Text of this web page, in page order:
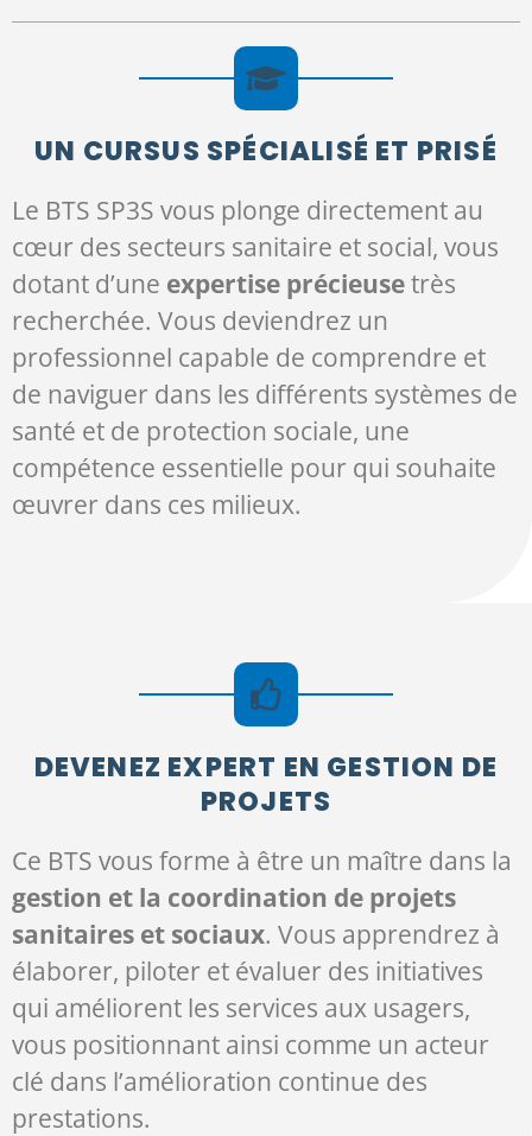
UN CURSUS SPÉCIALISÉ ET PRISÉ
Le BTS SP3S vous plonge directement au
cœur des secteurs sanitaire et social, vous
dotant d’une expertise précieusetrès
recherchée. Vous deviendrez un
professionnel capable de comprendre et
de naviguer dans les différents systèmes de
santé et de protection sociale, une
compétence essentielle pour qui souhaite
œuvrer dans ces milieux.
DEVENEZ EXPERT EN GESTION DE
PROJETS
Ce BTS vous forme à être un maître dans la
gestion et la coordination de projets
sanitaires et sociaux. Vous apprendrez à
élaborer, piloter et évaluer des initiatives
qui améliorent les services aux usagers,
vous positionnant ainsi comme un acteur
clé dans l’amélioration continue des
prestations.